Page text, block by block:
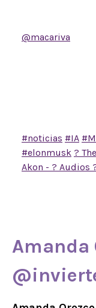
@macariva
#noticias #IA
#elonmusk ?
Akon - ? Audios
Amanda